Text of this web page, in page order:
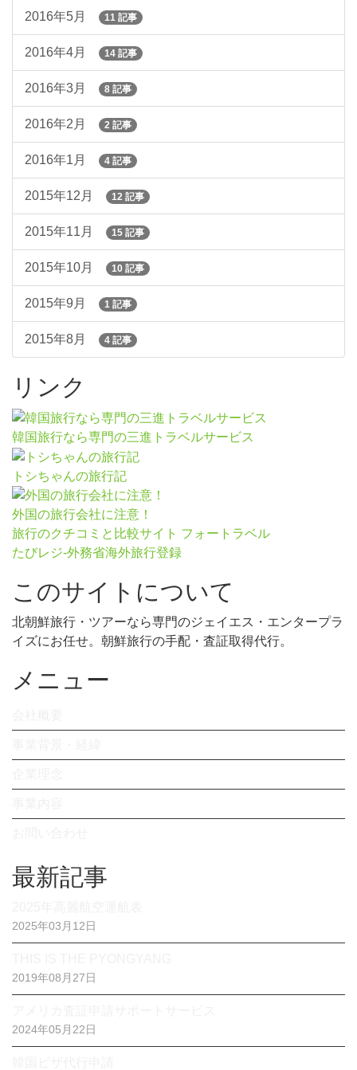
2016年5月 11 記事
2016年4月 14 記事
2016年3月 8 記事
2016年2月 2 記事
2016年1月 4 記事
2015年12月 12 記事
2015年11月 15 記事
2015年10月 10 記事
2015年9月 1 記事
2015年8月 4 記事
リンク
韓国旅行なら専門の三進トラベルサービス
トシちゃんの旅行記
外国の旅行会社に注意！
旅行のクチコミと比較サイト フォートラベル
たびレジ-外務省海外旅行登録
このサイトについて
北朝鮮旅行・ツアーなら専門のジェイエス・エンタープラ
イズにお任せ。朝鮮旅行の手配・査証取得代行。
メニュー
最新記事
2025年03月12日
2019年08月27日
2024年05月22日